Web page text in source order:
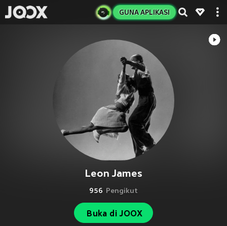
GUNA APLIKASI
Leon James
956 Pengikut
Buka di JOOX